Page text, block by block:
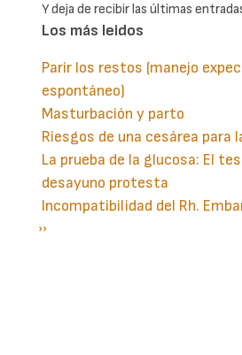
Y deja de recibir las últimas
Los más leidos
Parir los restos (manejo
espontáneo)
Masturbación y parto
Riesgos de una cesárea para
La prueba de la glucosa: El
desayuno protesta
Incompatibilidad del Rh.
Paginación
Siguiente
››